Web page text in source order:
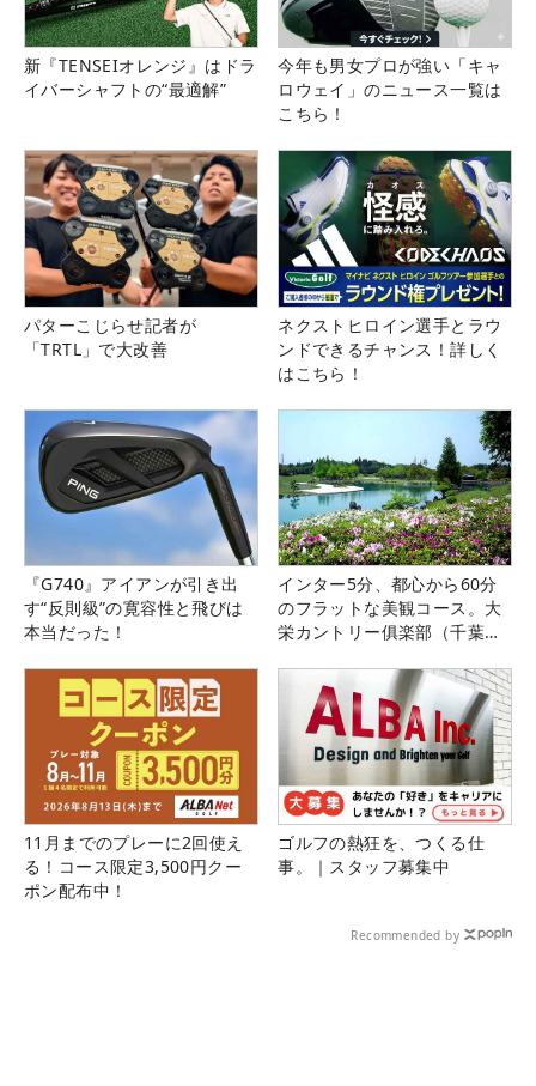
新『TENSEIオレンジ』はドラ
イバーシャフトの“最適解”
今年も男女プロが強い「キャ
ロウェイ」のニュース一覧は
こちら！
パターこじらせ記者が
「TRTL」で大改善
ネクストヒロイン選手とラウ
ンドできるチャンス！詳しく
はこちら！
『G740』アイアンが引き出
す“反則級”の寛容性と飛びは
本当だった！
インター5分、都心から60分
のフラットな美観コース。大
栄カントリー俱楽部（千葉
11月までのプレーに2回使え
る！コース限定3,500円クー
ポン配布中！
ゴルフの熱狂を、つくる仕
事。｜スタッフ募集中
Recommended by